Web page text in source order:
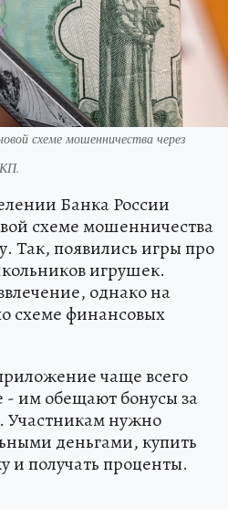
схеме мошенничества через
Банка России
схеме мошенничества
Так, появились игры про
игрушек.
однако на
схеме финансовых
чаще всего
им обещают бонусы за
Участникам нужно
деньгами, купить
и получать проценты.